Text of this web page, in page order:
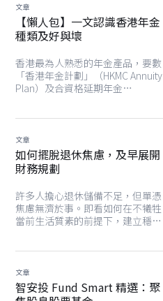
文章
【懶人包】一文認識香港年金
種類及好與壞
香港最為人熟悉的年金產品，要數
「香港年金計劃」（HKMC Annuity
Plan）及合資格延期年金
文章
如何擺脫退休焦慮，及早展開
財務規劃
許多人擔心退休儲備不足，但單憑
焦慮無濟於事。即看如何在不犧牲
當前生活質素的前提下，建立穩健
文章
智安投 Fund Smart 精選：聚